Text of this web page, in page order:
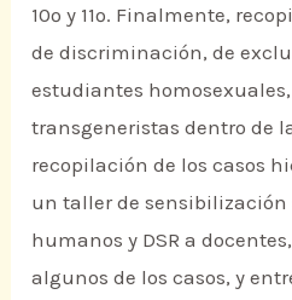
10º y 11º. Finalmente,
de discriminación, de
estudiantes
transgeneristas dentro de
recopilación de los casos
un taller de sensibilización
humanos y DSR a
algunos de los casos, y